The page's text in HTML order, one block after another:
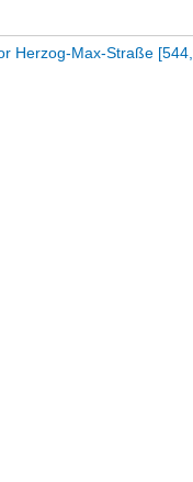
Herzog-Max-Straße [